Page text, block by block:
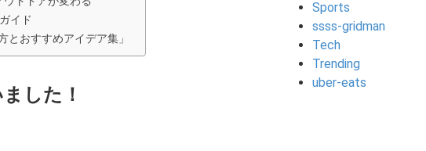
イド
とおすすめアイデア集」
した！
Sports
ssss-gridman
Tech
Trending
uber-eats